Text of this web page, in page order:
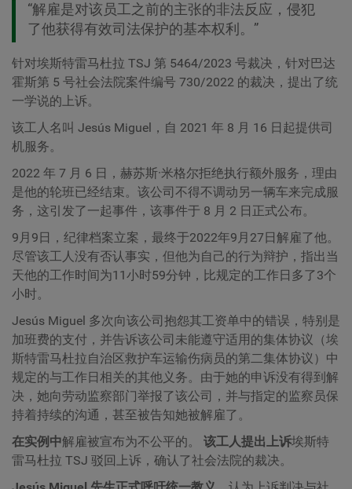
“解雇是对该员工之前的主张的非法反应，侵犯
了他获得有效司法保护的基本权利。”
针对埃斯特雷马杜拉 TSJ 第 5464/2023 号裁决，针对巴达
霍斯第 5 号社会法院案件编号 730/2022 的裁决，提出了统
一学说的上诉。
该工人名叫 Jesús Miguel，自 2021 年 8 月 16 日起提供司
机服务。
2022 年 7 月 6 日，赫苏斯·米格尔拒绝执行额外服务，理由
是他的轮班已经结束。该公司不得不调动另一辆车来完成服
务，这引发了一起事件，该事件于 8 月 2 日正式公布。
9月9日，纪律档案立案，最终于2022年9月27日解雇了他。
尽管该工人没有否认事实，但他为自己的行为辩护，指出当
天他的工作时间为11小时59分钟，比规定的工作日多了3个
小时。
Jesús Miguel 多次向该公司抱怨其工资单中的错误，特别是
加班费的支付，并告诉该公司未能遵守适用的集体协议（埃
斯特雷马杜拉自治区救护车运输伤病员的第二集体协议）中
规定的与工作日相关的其他义务。由于她的申诉没有得到解
决，她向劳动监察部门举报了该公司，并与指定的监察员保
持着持续的沟通，甚至被告知她被解雇了。
在实例中解雇被宣布为不公平的。 该工人提出上诉埃斯特
雷马杜拉 TSJ 驳回上诉，确认了社会法院的裁决。